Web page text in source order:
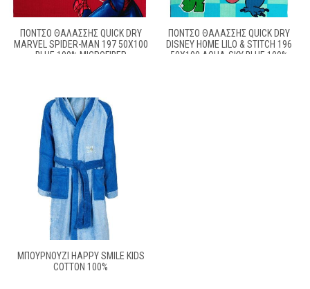
ΠΌΝΤΣΟ ΘΑΛΆΣΣΗΣ QUICK DRY
MARVEL SPIDER-MAN 197 50X100
BLUE 100% MICROFIBER
ΠΌΝΤΣΟ ΘΑΛΆΣΣΗΣ QUICK DRY
DISNEY HOME LILO & STITCH 196
50X100 AQUA-SKY BLUE 100%
ΜΠΟΥΡΝΟΥΖΙ HAPPY SMILE KIDS
COTTON 100%